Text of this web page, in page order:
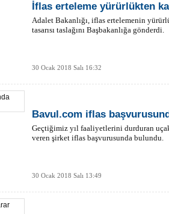
İflas erteleme yürürlükten
Adalet Bakanlığı, iflas ertelemenin
tasarısı taslağını Başbakanlığa gönderdi.
30 Ocak 2018 Salı 16:32
Bavul.com iflas
Geçtiğimiz yıl faaliyetlerini durduran
veren şirket iflas başvurusunda bulundu.
30 Ocak 2018 Salı 13:49